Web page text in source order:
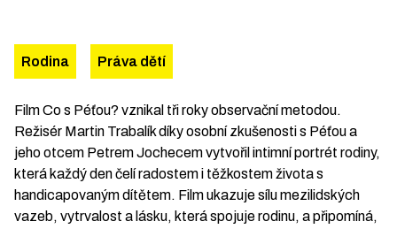
otevírá diskuzi o hodnotách naší
společnosti a o životech rodin, které často
zůstávají neviditelné.
Rodina Práva dětí
Film Co s Péťou? vznikal tři roky observační metodou.
Režisér Martin Trabalík díky osobní zkušenosti s Péťou a
jeho otcem Petrem Jochecem vytvořil intimní portrét rodiny,
která každý den čelí radostem i těžkostem života s
handicapovaným dítětem. Film ukazuje sílu mezilidských
vazeb, vytrvalost a lásku, která spojuje rodinu, a připomíná,